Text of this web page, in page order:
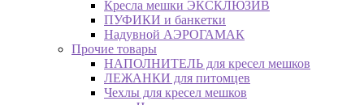
Кресла мешки ЭКСКЛЮЗИВ
ПУФИКИ и банкетки
Надувной АЭРОГАМАК
Прочие товары
НАПОЛНИТЕЛЬ для кресел мешков
ЛЕЖАНКИ для питомцев
Чехлы для кресел мешков